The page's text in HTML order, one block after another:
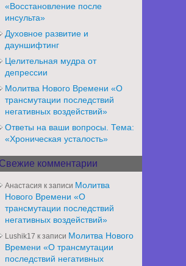
«Восстановление после
инсульта»
Духовное развитие и
дауншифтинг
Целительная мудра от
депрессии
Молитва Нового Времени «О
трансмутации последствий
негативных воздействий»
Ответы на ваши вопросы. Тема:
«Хроническая усталость»
Свежие комментарии
Анастасия к записи Молитва
Нового Времени «О
трансмутации последствий
негативных воздействий»
Lushik17 к записи Молитва Нового
Времени «О трансмутации
последствий негативных